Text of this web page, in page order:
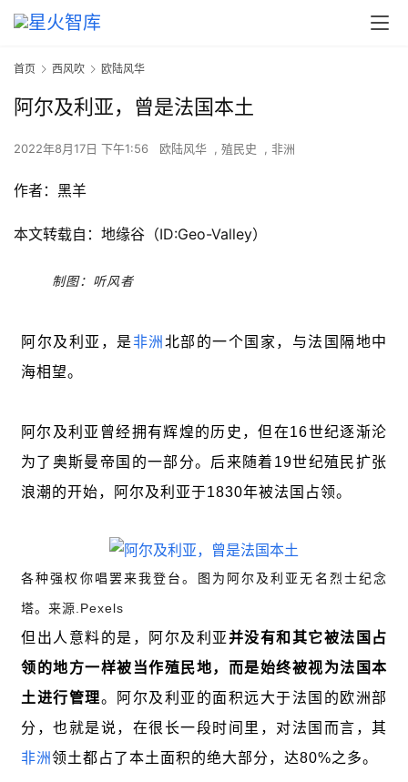
首页 西风吹 欧陆风华
阿尔及利亚，曾是法国本土
2022年8月17日 下午1:56 欧陆风华 , 殖民史 , 非洲
作者：黑羊
本文转载自：地缘谷（ID:Geo-Valley）
制图：听风者
阿尔及利亚，是非洲 北部的一个国家，与法国隔地中
海相望。
阿尔及利亚曾经拥有辉煌的历史，但在16世纪逐渐沦
为了奥斯曼帝国的一部分。后来随着19世纪殖民扩张
浪潮的开始，阿尔及利亚于1830年被法国占领。
各种强权你唱罢来我登台。图为阿尔及利亚无名烈士纪念
塔。 来源.Pexels
但出人意料的是，阿尔及利亚并没有和其它被法国占
领的地方一样被当作殖民地，而是始终被视为法国本
土进行管理。
阿尔及利亚的面积远大于法国的欧洲部
分，也就是说，在很长一段时间里，对法国而言，其
非洲领土都占了本土面积的绝大部分，达80%之多。